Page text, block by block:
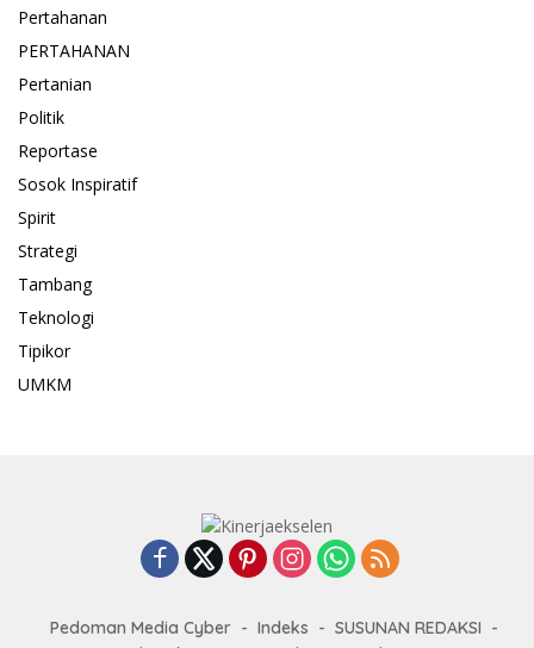
Pertahanan
PERTAHANAN
Pertanian
Politik
Reportase
Sosok Inspiratif
Spirit
Strategi
Tambang
Teknologi
Tipikor
UMKM
Pedoman Media Cyber Indeks
SUSUNAN REDAKSI